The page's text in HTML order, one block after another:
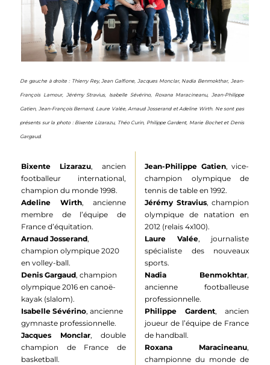
De gauche à droite : Thierry Rey, Jean Galfione, Jacques Monclar, Nadia Benmokthar, Jean-
François Lamour, Jérémy Stravius, Isabelle Sévérino, Roxana Maracineanu, Jean-Philippe
Gatien, Jean-François Bernard, Laure Valée, Arnaud Josserand et Adeline Wirth. Ne sont pas
présents sur la photo : Bixente Lizarazu, Théo Curin, Philippe Gardent, Marie Bochet et Denis
Gargaud.
Bixente Lizarazu, ancien
footballeur international,
champion du monde 1998.
Adeline Wirth, ancienne
membre de l’équipe de
France d’équitation.
Arnaud Josserand,
champion olympique 2020
en volley-ball.
Denis Gargaud, champion
olympique 2016 en canoë-
kayak (slalom).
Isabelle Sévérino, ancienne
gymnaste professionnelle.
Jacques Monclar, double
champion de France de
basketball.
Jean-Philippe Gatien, vice-
champion olympique de
tennis de table en 1992.
Jérémy Stravius, champion
olympique de natation en
2012 (relais 4x100).
Laure Valée, journaliste
spécialiste des nouveaux
sports.
Nadia Benmokhtar,
ancienne footballeuse
professionnelle.
Philippe Gardent, ancien
joueur de l’équipe de France
de handball.
Roxana Maracineanu,
championne du monde de